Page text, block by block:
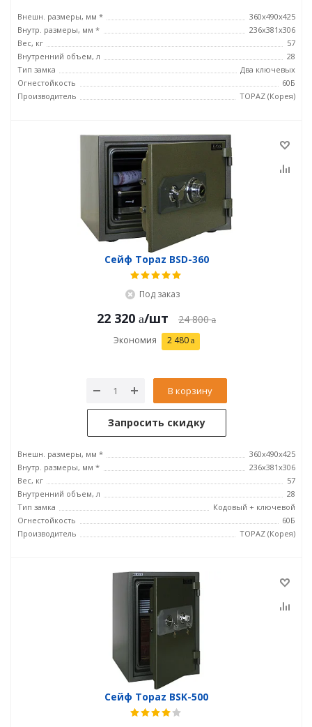
Внешн. размеры, мм *
360x490x425
Внутр. размеры, мм *
236x381х306
Вес, кг
57
Внутренний объем, л
28
Тип замка
Два ключевых
Огнестойкость
60Б
Производитель
TOPAZ (Корея)
Сейф Topaz BSD-360
Под заказ
22 320 /шт 24 800
Экономия 2 480
В корзину
Запросить скидку
Внешн. размеры, мм *
360x490x425
Внутр. размеры, мм *
236x381х306
Вес, кг
57
Внутренний объем, л
28
Тип замка
Кодовый + ключевой
Огнестойкость
60Б
Производитель
TOPAZ (Корея)
Сейф Topaz BSK-500